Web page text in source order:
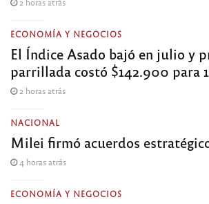
ECONOMÍA Y NEGOCIOS
El Índice Asado bajó en julio y
parrillada costó $142.900 para
2 horas atrás
NACIONAL
Milei firmó acuerdos
4 horas atrás
ECONOMÍA Y NEGOCIOS